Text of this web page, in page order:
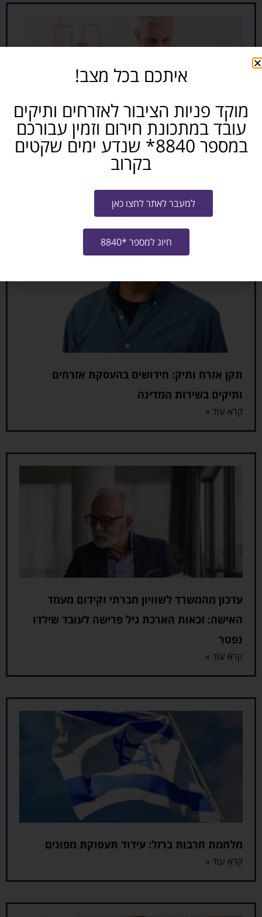
עדכון תקרת שכר מעבודה עבור קבלת קצבת
תקן אזרח ותיק: חידושים בהעסקת אזרחים
ותיקים בשירות המדינה
קרא עוד »
עדכון מהמשרד לשוויון חברתי וקידום מעמד
האישה: זכאות הארכת גיל פרישה לעובד שילדו
נפטר
קרא עוד »
מלחמת חרבות ברזל: עידוד תעסוקת מפונים
קרא עוד »
איתכם בכל מצב!
מוקד פניות הציבור לאזרחים ותיקים
עובד במתכונת חירום וזמין עבורכם
במספר 8840* שנדע ימים שקטים
בקרוב
למעבר לאתר לחצו כאן
חיוג למספר *8840